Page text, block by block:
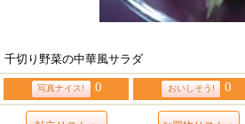
千切り野菜の中華風サラダ
写真ナイス! 0 おいしそう! 0